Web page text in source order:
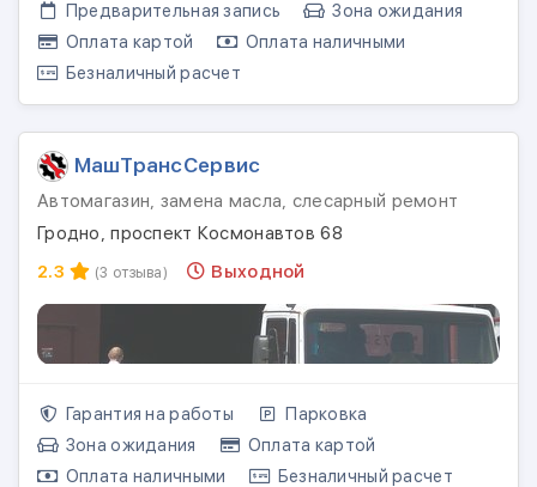
Предварительная запись
Зона ожидания
Оплата картой
Оплата наличными
Безналичный расчет
МашТрансСервис
Автомагазин, замена масла, слесарный ремонт
Гродно, проспект Космонавтов 68
2.3
(3 отзыва) Выходной
Гарантия на работы
Парковка
Зона ожидания
Оплата картой
Оплата наличными
Безналичный расчет